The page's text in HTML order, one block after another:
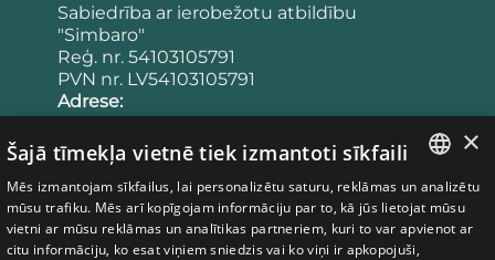
Sabiedrība ar ierobežotu atbildību
"Simbaro"
Reģ. nr. 54103105791
PVN nr. LV54103105791
Adrese:
"Lācīši 3", Agra, Drabešu pagasts,
Cēsu novads, LV-4101
Latvija
Banka:
Konta numurs: LV65UNLA0050023953443
Bankas kods: UNLALV2X
LATVIAN
ESTONIAN
×
Šajā tīmekļa vietnē tiek izmantoti sīkfaili
Mēs izmantojam sīkfailus, lai personalizētu saturu, reklāmas un analizētu
mūsu trafiku. Mēs arī kopīgojam informāciju par to, kā jūs lietojat mūsu
vietni ar mūsu reklāmas un analītikas partneriem, kuri to var apvienot ar
citu informāciju, ko esat viņiem sniedzis vai ko viņi ir apkopojuši,